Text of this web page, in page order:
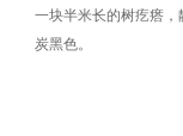
一块半米长的树疙瘩
炭黑色。